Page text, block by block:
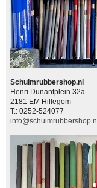
Schuimrubbershop.nl
Henri Dunantplein 32a
2181 EM Hillegom
T.: 0252-524077
info@schuimrubbershop.nl